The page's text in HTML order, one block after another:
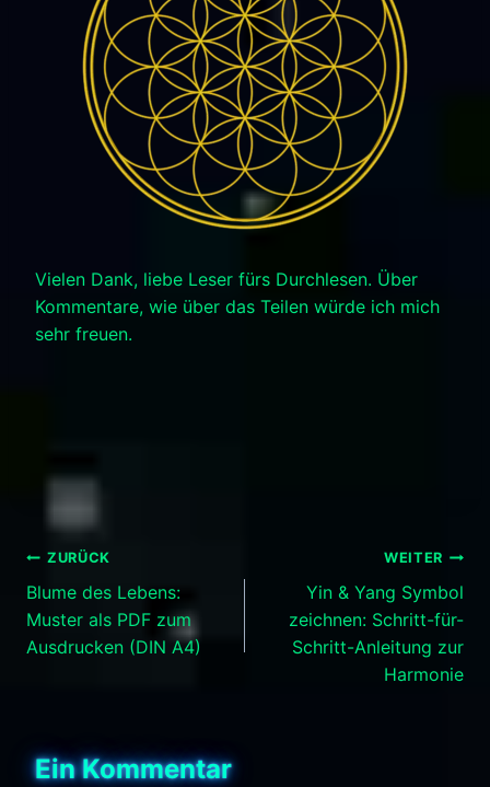
Vielen Dank, liebe Leser fürs Durchlesen. Über
Kommentare, wie über das Teilen würde ich mich
sehr freuen.
Beitragsnavigation
ZURÜCK
Blume des Lebens:
Muster als PDF zum
Ausdrucken (DIN A4)
WEITER
Yin & Yang Symbol
zeichnen: Schritt-für-
Schritt-Anleitung zur
Harmonie
Ein Kommentar